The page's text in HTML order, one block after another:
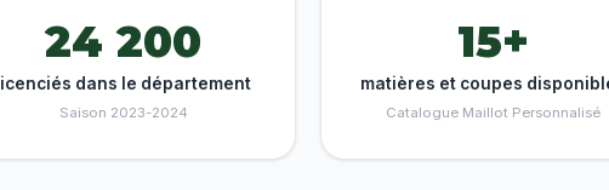
24 200
licenciés dans le département
Saison 2023-2024
15+
matières et coupes
Catalogue Maillot Personnalisé